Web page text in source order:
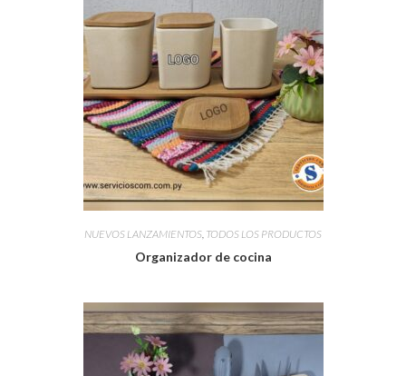
NUEVOS LANZAMIENTOS, TODOS LOS PRODUCTOS
Organizador de cocina